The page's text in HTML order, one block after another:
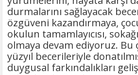
durmalarını sağlayacak
özgüveni kazandırmaya,
okulun tamamlayıcısı,
olmaya devam ediyoruz. Bu
yüzyıl becerileriyle
duygusal farkındalıkları